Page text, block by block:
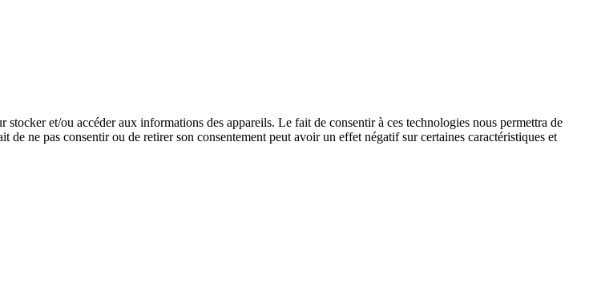
et/ou accéder aux informations des appareils. Le fait de consentir à ces technologies nous permettra de
ne pas consentir ou de retirer son consentement peut avoir un effet négatif sur certaines caractéristiques et